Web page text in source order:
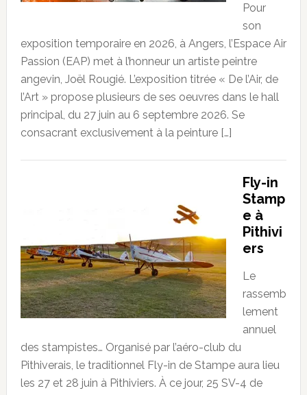
Pour
son
exposition temporaire en 2026, à Angers, l’Espace Air
Passion (EAP) met à l’honneur un artiste peintre
angevin, Joël Rougié. L’exposition titrée « De l’Air, de
l’Art » propose plusieurs de ses oeuvres dans le hall
principal, du 27 juin au 6 septembre 2026. Se
consacrant exclusivement à la peinture […]
Fly-in
Stamp
e à
Pithivi
ers
Le
rassemb
lement
annuel
des stampistes… Organisé par l’aéro-club du
Pithiverais, le traditionnel Fly-in de Stampe aura lieu
les 27 et 28 juin à Pithiviers. À ce jour, 25 SV-4 de